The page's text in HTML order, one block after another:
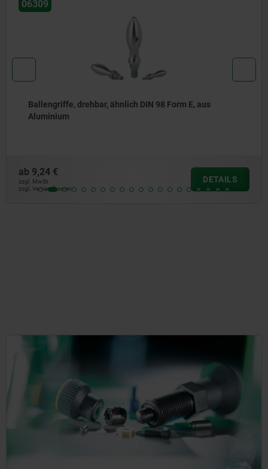
ähnlich DIN 98 Form E, aus
4,03 €
zzgl. MwSt.
zzgl.